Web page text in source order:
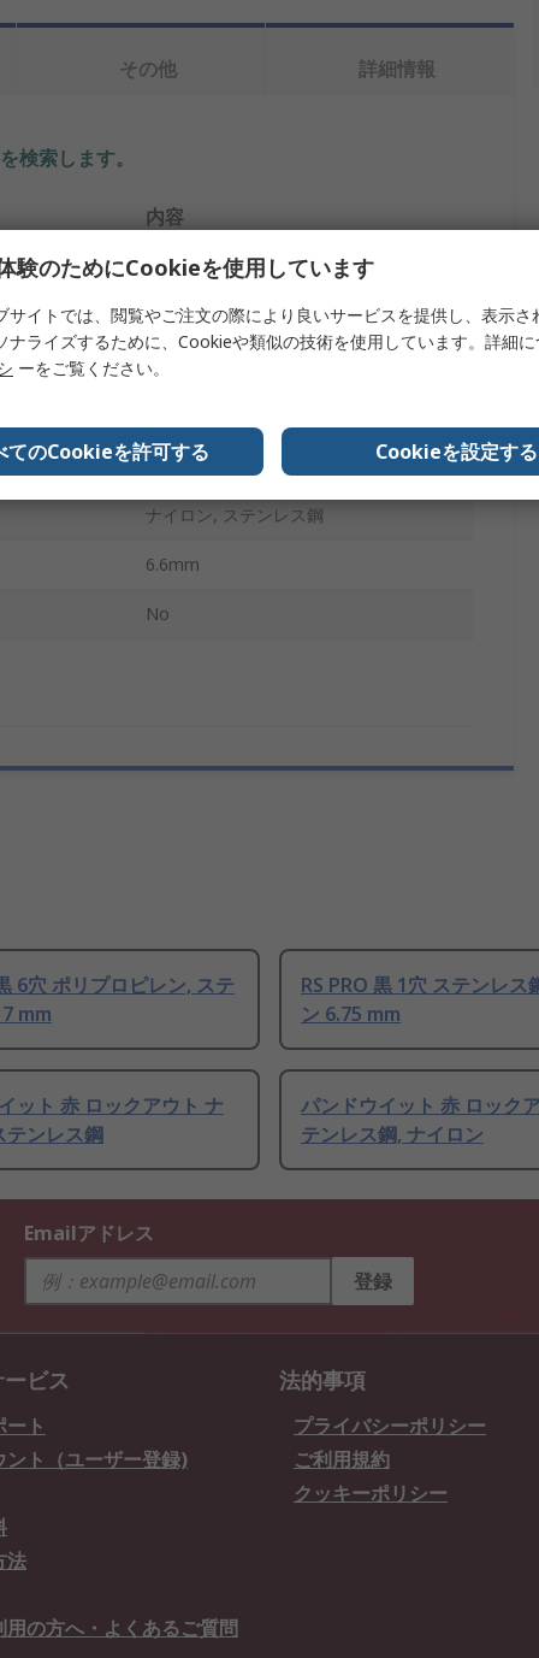
その他 詳細情報
検索します。
内容
RS PRO
ロックアウト
ボール弁ロックアウト
2
ナイロン, ステンレス鋼
6.6mm
No
6穴 ポリプロピレン, ステ
mm
RS PRO 黒 1穴 ステンレス
ン 6.75 mm
ット 赤 ロックアウト ナ
テンレス鋼
パンドウイット 赤 ロック
テンレス鋼, ナイロン
Emailアドレス
登録
ビス
ト
ント（ユーザー登録)
法
用の方へ・よくあるご質問
法的事項
プライバシーポリシー
ご利用規約
クッキーポリシー
験のためにCookieを使用しています
サイトでは、閲覧やご注文の際により良いサービスを提供し、表示さ
ナライズするために、Cookieや類似の技術を使用しています。詳細
ーをご覧ください。
てのCookieを許可する Cookieを設定する